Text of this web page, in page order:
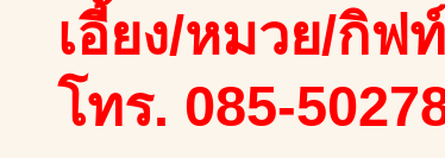
เอี้ยง/หมวย/กิฟท์
โทร. 085-